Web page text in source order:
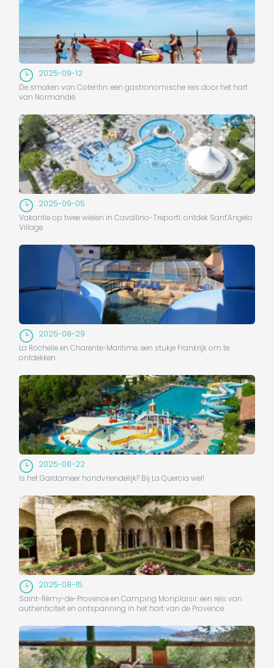
2025-09-12
De smaken van Cotentin: een gastronomische reis door het hart
van Normandië
2025-09-05
Vakantie op twee wielen in Cavallino-Treporti: ontdek Sant'Angelo
Village
2025-08-29
La Rochelle en Charente-Maritime: een stukje Frankrijk om te
ontdekken
2025-08-22
Is het Gardameer hondvriendelijk? Bij La Quercia wel!
2025-08-15
Saint-Rémy-de-Provence en Camping Monplaisir: een reis van
authenticiteit en ontspanning in het hart van de Provence